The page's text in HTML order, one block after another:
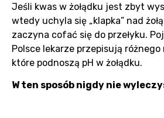
Jeśli kwas w żołądku jest zbyt
wtedy uchyla się „klapka” nad
zaczyna cofać się do przełyku.
Polsce lekarze przepisują
które podnoszą pH w żołądku.
W ten sposób nigdy nie